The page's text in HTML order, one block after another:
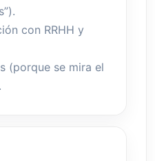
con RRHH y
(porque se mira el